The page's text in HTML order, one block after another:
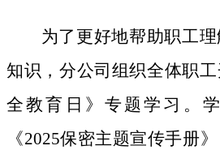
为了更好地帮助职工
知识，分公司组织全体职
全教育日》专题学习。
《2025保密主题宣传手册